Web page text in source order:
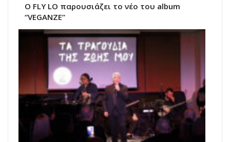
Ο FLY LO παρουσιάζει το νέο του album
“VEGANZE”